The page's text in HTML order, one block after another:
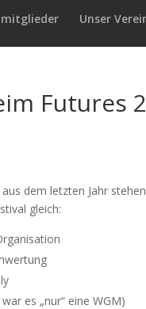
Unser
Futures
dem letzten Jahr
gleich:
es „nur“ eine WGM)